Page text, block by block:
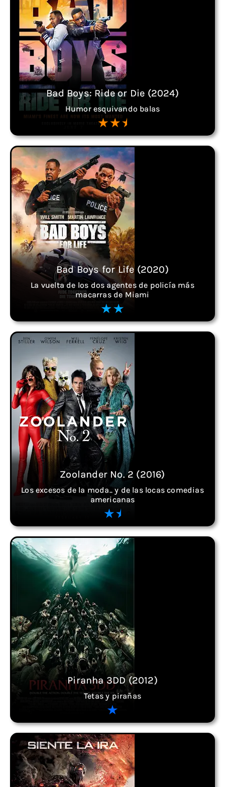
Bad Boys: Ride or Die (2024)
Humor esquivando balas
Bad Boys for Life (2020)
La vuelta de los dos agentes de policía más
macarras de Miami
Zoolander No. 2 (2016)
Los excesos de la moda.. y de las locas comedias
americanas
Piranha 3DD (2012)
Tetas y pirañas